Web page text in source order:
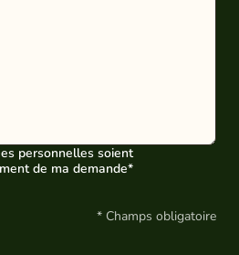
personnelles soient
de ma demande*